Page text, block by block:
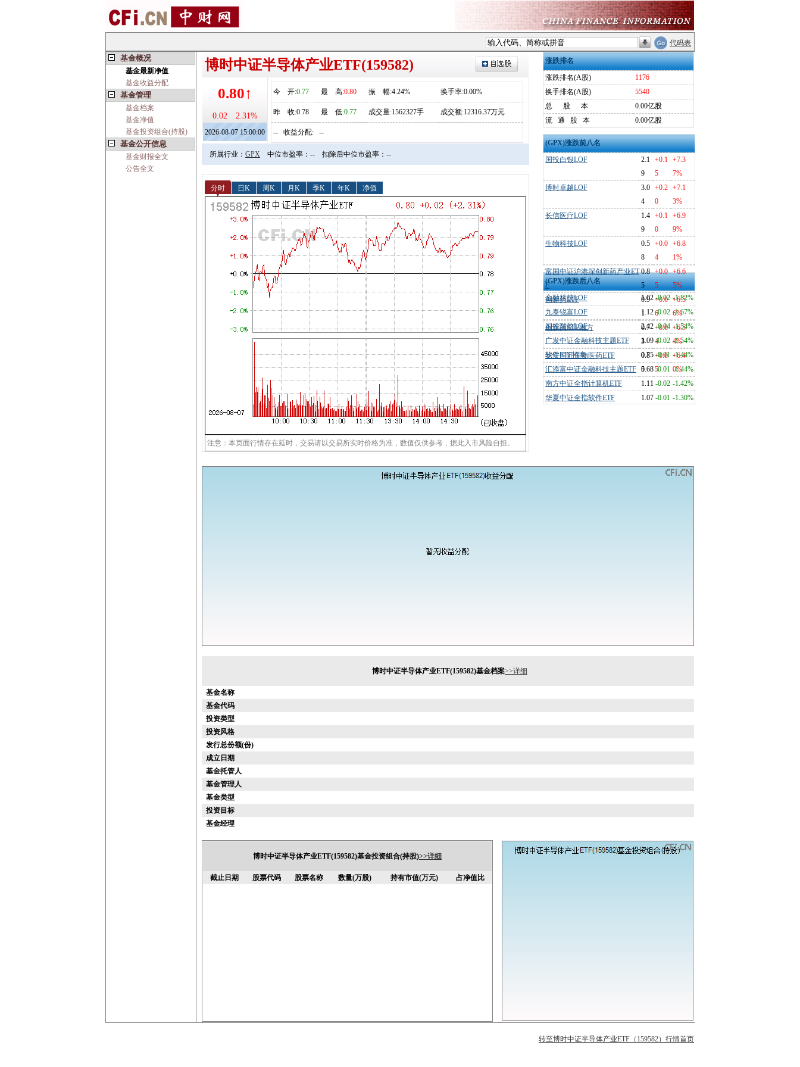
代码表
基金概况
基金最新净值
基金收益分配
基金管理
基金档案
基金净值
基金投资组合(持股)
基金公开信息
基金财报全文
公告全文
博时中证半导体产业ETF(159582)
0.80↑
0.02 2.31%
2026-08-07 15:00:00
今 开:0.77 最 高:0.80 振 幅:4.24% 换手率:0.00%
昨 收:0.78 最 低:0.77 成交量:1562327手 成交额:12316.37万元
-- 收益分配: --
所属行业： GPX 中位市盈率：-- 扣除后中位市盈率：--
分时 日K 周K 月K 季K 年K 净值
注意：本页面行情存在延时，交易请以交易所实时价格为准，数值仅供参考，据此入市风险自担。
涨跌排名
涨跌排名(A股)
1176
换手排名(A股)
5540
总
股 本
0.00亿股
流
通 股 本 0.00亿股
(GPX)涨跌前八名
国投白银LOF
2.1
9
+0.1
5
+7.3
7%
博时卓越LOF
3.0
4
+0.2
0
+7.1
3%
长信医疗LOF
1.4
9
+0.1
0
+6.9
9%
生物科技LOF
0.5
8
+0.0
4
+6.8
1%
富国中证沪港深创新药产业ET
F
0.8
5
+0.0
5
+6.6
5%
创新药ETF
0.9
1
+0.0
6
+6.5
6%
创新药ETF南方
0.7
3
+0.0
4
+6.5
4%
华安国证生物医药ETF
0.8
5
+0.0
5
+6.4
0%
(GPX)涨跌后八名
金融科技LOF
1.02 -0.02 -1.82%
九泰锐富LOF
1.12 -0.02 -1.67%
国投瑞盈LOF
2.42 -0.04 -1.54%
广发中证金融科技主题ETF
1.09 -0.02 -1.54%
软件ETF招商
0.75 -0.01 -1.44%
汇添富中证金融科技主题ETF 0.68 -0.01 -1.44%
南方中证全指计算机ETF
1.11 -0.02 -1.42%
华夏中证全指软件ETF
1.07 -0.01 -1.30%
博时中证半导体产业ETF(159582)基金档案>>详细
基金名称
基金代码
投资类型
投资风格
发行总份额(份)
成立日期
基金托管人
基金管理人
基金类型
投资目标
基金经理
博时中证半导体产业ETF(159582)基金投资组合(持股)>>详细
截止日期 股票代码 股票名称 数量(万股) 持有市值(万元) 占净值比
转至博时中证半导体产业ETF（159582）行情首页